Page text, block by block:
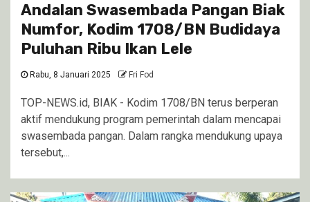
Andalan Swasembada Pangan Biak
Numfor, Kodim 1708/BN Budidaya
Puluhan Ribu Ikan Lele
Rabu, 8 Januari 2025 Fri Fod
TOP-NEWS.id, BIAK - Kodim 1708/BN terus berperan
aktif mendukung program pemerintah dalam mencapai
swasembada pangan. Dalam rangka mendukung upaya
tersebut,...